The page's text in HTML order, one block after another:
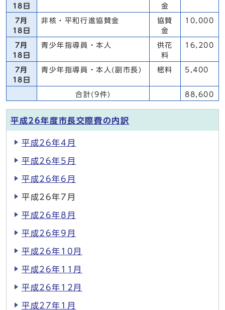
18日
金
7月
18日
非核・平和行進協賛金
協賛
金
10,000
7月
18日
青少年指導員・本人
供花
料
16,200
7月
18日
青少年指導員・本人(副市長) 樒料 5,400
合計(9件) 88,600
平成26年度市長交際費の内訳
平成26年4月
平成26年5月
平成26年6月
平成26年7月
平成26年8月
平成26年9月
平成26年10月
平成26年11月
平成26年12月
平成27年1月